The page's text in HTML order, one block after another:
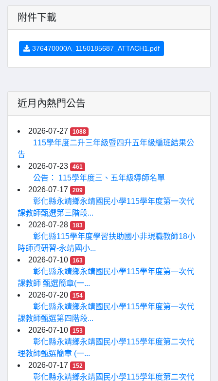
附件下載
376470000A_1150185687_ATTACH1.pdf
近月內熱門公告
2026-07-27 1088
115學年度二升三年級暨四升五年級編班結果公
告
2026-07-23
461
公告： 115學年度三、五年級導師名單
2026-07-17
209
彰化縣永靖鄉永靖國民小學115學年度第一次代
課教師甄選第三階段...
2026-07-28
183
彰化縣115學年度學習扶助國小非現職教師18小
時師資研習-永靖國小...
2026-07-10
163
彰化縣永靖鄉永靖國民小學115學年度第一次代
課教師 甄選簡章(一...
2026-07-20
154
彰化縣永靖鄉永靖國民小學115學年度第一次代
課教師甄選第四階段...
2026-07-10
153
彰化縣永靖鄉永靖國民小學115學年度第二次代
理教師甄選簡章 (一...
2026-07-17
152
彰化縣永靖鄉永靖國民小學115學年度第二次代